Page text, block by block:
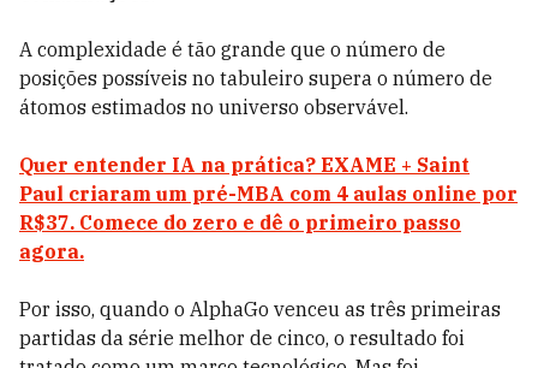
A complexidade é tão grande que o número de
posições possíveis no tabuleiro supera o número de
átomos estimados no universo observável.
Quer entender IA na prática? EXAME + Saint
Paul criaram um pré-MBA com 4 aulas online por
R$37. Comece do zero e dê o primeiro passo
agora.
Por isso, quando o AlphaGo venceu as três primeiras
partidas da série melhor de cinco, o resultado foi